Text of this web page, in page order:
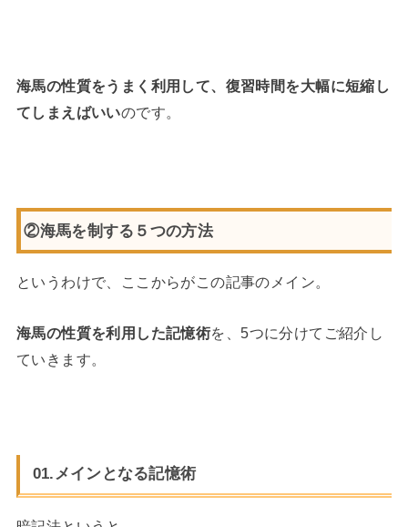
海馬の性質をうまく利用して、復習時間を大幅に短縮し
てしまえばいいのです。
②海馬を制する５つの方法
というわけで、ここからがこの記事のメイン。
海馬の性質を利用した記憶術を、5つに分けてご紹介し
ていきます。
01.メインとなる記憶術